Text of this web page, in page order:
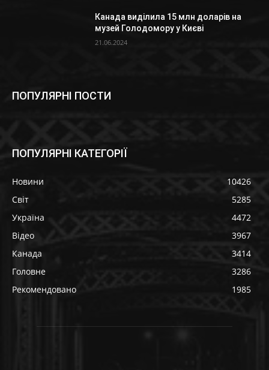
Канада виділила 15 млн доларів на
музей Голодомору у Києві
21.06.2024
ПОПУЛЯРНІ ПОСТИ
ПОПУЛЯРНІ КАТЕГОРІЇ
Новини
10426
Світ
5285
Україна
4472
Відео
3967
Канада
3414
Головне
3286
Рекомендовано
1985